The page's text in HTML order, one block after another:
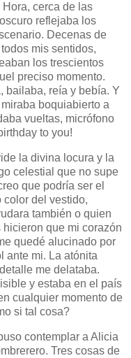
cerca de las
reflejaba los
Decenas de
mis sentidos,
los trescientos
preciso momento.
bailaba, reía y bebía. Y
boquiabierto a
vueltas, micrófono
to you!
la divina locura y la
celestial que no supe
que podría ser el
color del vestido,
también o quien
que mi corazón
quedé alucinado por
ante mi. La atónita
me delataba.
y estaba en el país
cualquier momento de
si tal cosa?
contemplar a Alicia
Tres cosas de